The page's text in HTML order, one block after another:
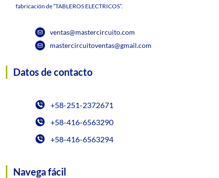
fabricación de “TABLEROS ELECTRICOS”.
ventas@mastercircuito.com
mastercircuitoventas@gmail.com
Datos de contacto
+58-251-2372671
+58-416-6563290
+58-416-6563294
Navega fácil